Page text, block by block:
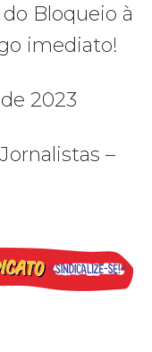
Bloqueio à
imediato!
2023
–